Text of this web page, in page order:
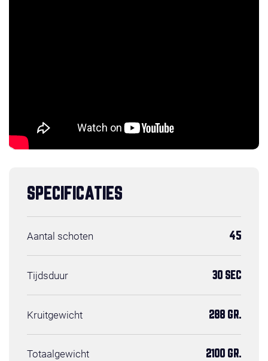
SPECIFICATIES
Aantal schoten 45
Tijdsduur 30 SEC
Kruitgewicht 288 GR.
Totaalgewicht 2100 GR.